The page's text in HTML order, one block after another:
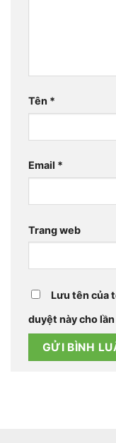
Tên *
Email *
Trang web
Lưu tên của
duyệt này cho